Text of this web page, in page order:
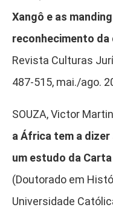
Xangô e as
reconhecimento da
Revista Culturas
487-515, mai./ago.
SOUZA, Victor
a África tem a
um estudo da
(Doutorado em
Universidade